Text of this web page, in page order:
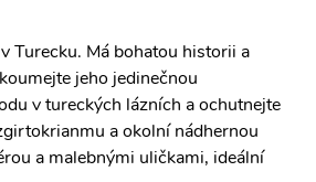
Turecku. Má bohatou historii a
jeho jedinečnou
v tureckých lázních a ochutnejte
a okolní nádhernou
a malebnými uličkami, ideální